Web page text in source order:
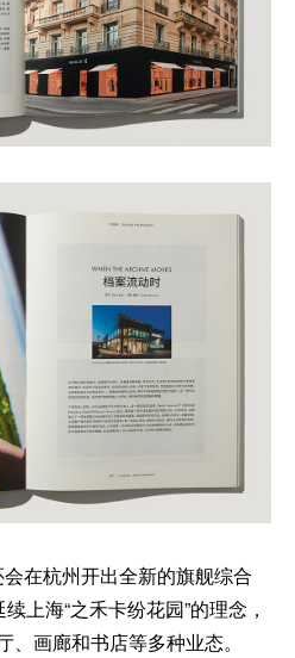
在杭州开出全新的旗舰综合
上海“之禾卡纷花园”的理念，
画廊和书店等多种业态。